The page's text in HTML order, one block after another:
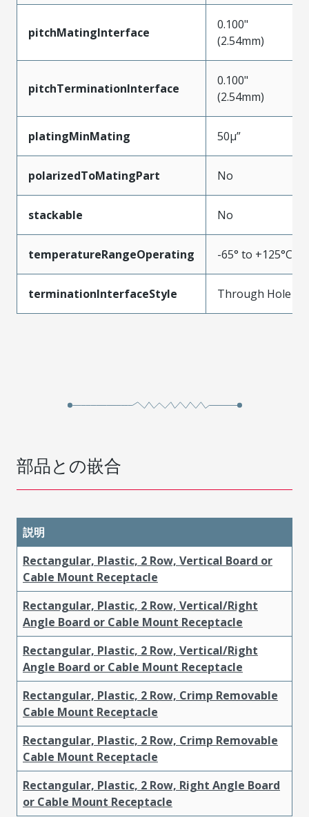
pitchMatingInterface
0.100"
(2.54mm)
pitchTerminationInterface
0.100"
(2.54mm)
platingMinMating 50µ”
polarizedToMatingPart No
stackable No
temperatureRangeOperating -65° to +125°C
terminationInterfaceStyle Through Hole
部品との嵌合
説明
Rectangular, Plastic, 2 Row, Vertical Board or
Cable Mount Receptacle
Rectangular, Plastic, 2 Row, Vertical/Right
Angle Board or Cable Mount Receptacle
Rectangular, Plastic, 2 Row, Vertical/Right
Angle Board or Cable Mount Receptacle
Rectangular, Plastic, 2 Row, Crimp Removable
Cable Mount Receptacle
Rectangular, Plastic, 2 Row, Crimp Removable
Cable Mount Receptacle
Rectangular, Plastic, 2 Row, Right Angle Board
or Cable Mount Receptacle